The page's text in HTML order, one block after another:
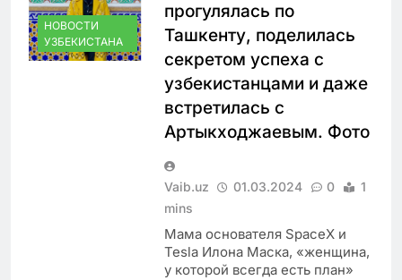
НОВОСТИ
УЗБЕКИСТАНА
прогулялась по
Ташкенту, поделилась
секретом успеха с
узбекистанцами и даже
встретилась с
Артыкходжаевым. Фото
Vaib.uz 01.03.2024 0
1
mins
Мама основателя SpaceX и
Tesla Илона Маска, «женщина,
у которой всегда есть план»